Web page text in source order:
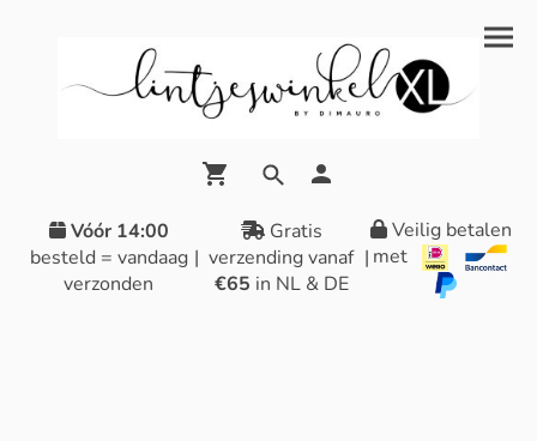
Vóór 14:00
besteld = vandaag
verzonden
|
Gratis
verzending vanaf
€65 in NL & DE
|
Veilig betalen
met